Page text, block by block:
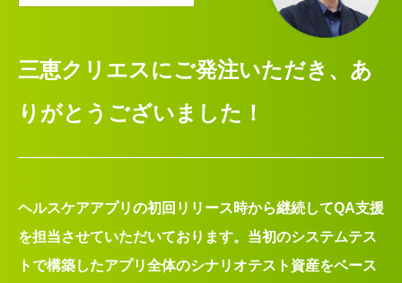
三恵クリエスにご発注いただき、あ
りがとうございました！
ヘルスケアアプリの初回リリース時から継続してQA支援
を担当させていただいております。当初のシステムテス
トで構築したアプリ全体のシナリオテスト資産をベース